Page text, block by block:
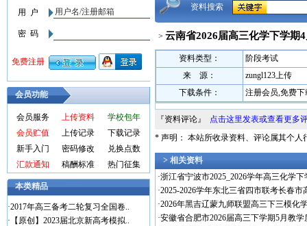
会员功能
会员服务 上传资料
学校包年
会员贮值
上传记录
下载记录
新手入门
密码修改
兑换点数
汇款通知
稿酬标准 热门征集
本类精品
·2017年高三备考二轮复习全国卷..
· 【原创】2023届北京新高考模拟..
资料搜索
> 云南省2026届高三化学下学期
资料类型：
阶段考试
来 源：
zungl123上传
下载条件：
注册会员,免费下
『资料评论』 点击这里发表或查看更多
* 声明： 本站所收录资料、评论属其个人
> 相关资料
·浙江省宁波市2025_2026学年高三化学
·2025-2026学年东北三省四市联考长春
·2026年黑吉辽蒙九师联盟高三下三模化
·安徽省合肥市2026届高三下学期5月教